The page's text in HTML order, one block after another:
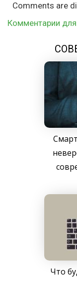
Comments are
Комментарии
Что